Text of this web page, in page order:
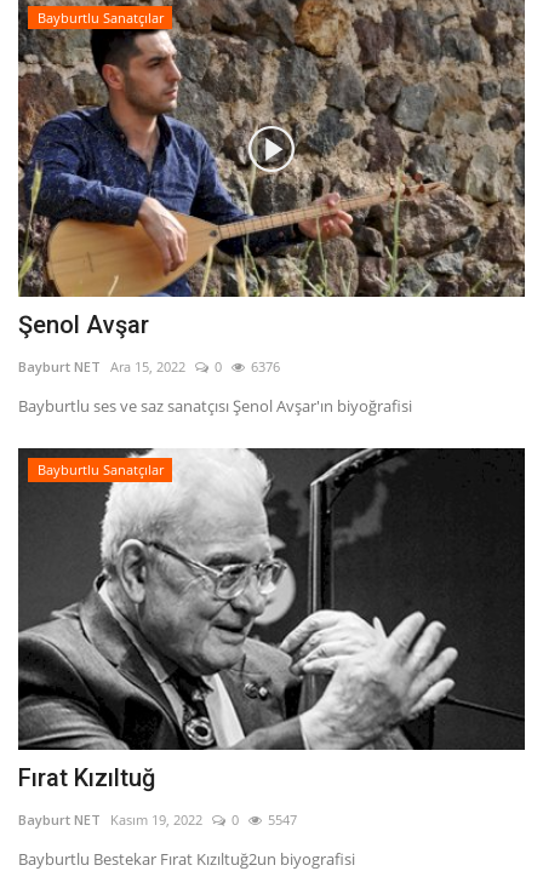
Video
Kültür Sanat
Röportaj
Biyografi
Ulaşım
Bayburtlu Sanatçılar
Şenol Avşar
Bayburt NET Ara 15, 2022 0 6376
Bayburtlu ses ve saz sanatçısı Şenol Avşar'ın biyoğrafisi
Bayburtlu Sanatçılar
Fırat Kızıltuğ
Bayburt NET Kasım 19, 2022 0 5547
Bayburtlu Bestekar Fırat Kızıltuğ2un biyografisi